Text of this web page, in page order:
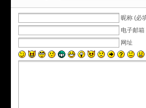
昵称 (必
电子邮
网址